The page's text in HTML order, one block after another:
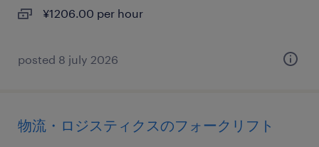
¥1206.00 per hour
posted 8 july 2026
物流・ロジスティクスのフォークリフト